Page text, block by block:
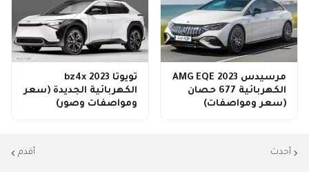
مرسيدس AMG EQE 2023
الكهربائية 677 حصان
(سعر ومواصفات)
تويوتا bz4x 2023
الكهربائية الجديدة (سعر
ومواصفات وصور)
أحدث أقدم